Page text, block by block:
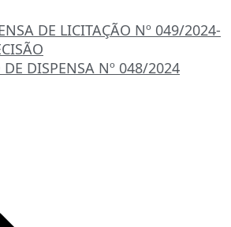
DE LICITAÇÃO Nº 049/2024-
DE DISPENSA Nº 048/2024